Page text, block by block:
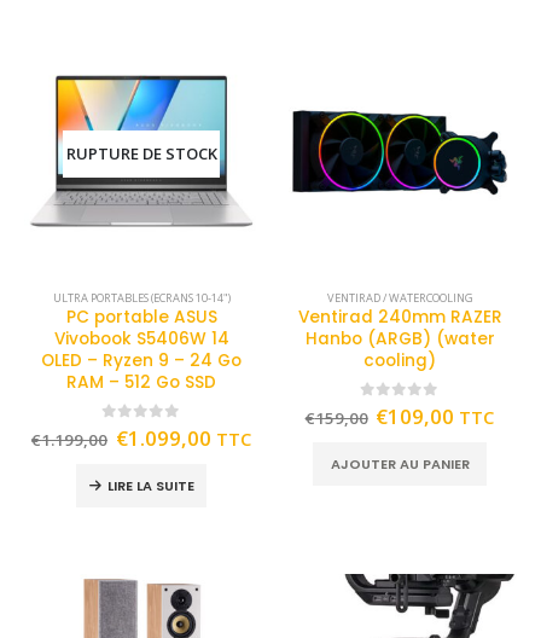
RUPTURE DE STOCK
ULTRA PORTABLES (ECRANS 10-14")
PC portable ASUS
Vivobook S5406W 14
OLED – Ryzen 9 – 24 Go
RAM – 512 Go SSD
out of 5
€1.199,00 €1.099,00 TTC
LIRE LA SUITE
VENTIRAD / WATERCOOLING
Ventirad 240mm RAZER
Hanbo (ARGB) (water
cooling)
out of 5
€159,00 €109,00 TTC
AJOUTER AU PANIER